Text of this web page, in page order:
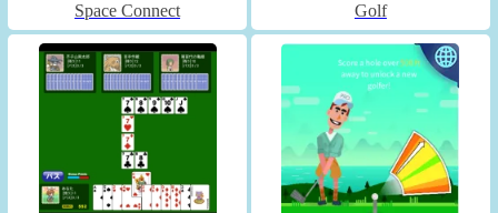
Space Connect Golf